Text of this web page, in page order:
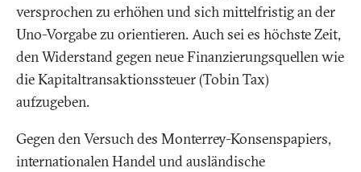
versprochen zu erhöhen und sich mittelfristig an der
Uno-Vorgabe zu orientieren. Auch sei es höchste Zeit,
den Widerstand gegen neue Finanzierungsquellen wie
die Kapitaltransaktionssteuer (Tobin Tax)
aufzugeben.
Gegen den Versuch des Monterrey-Konsenspapiers,
internationalen Handel und ausländische